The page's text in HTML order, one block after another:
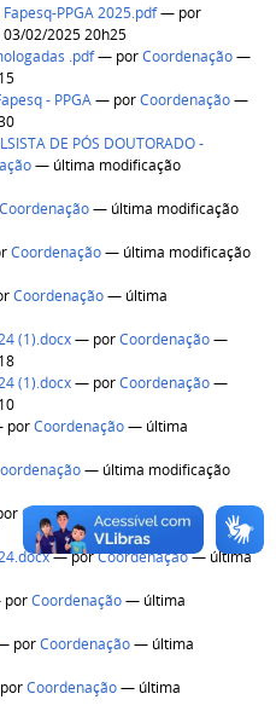
PPGA 2025.pdf— por
02/2025 20h25
.pdf— porCoordenação—
- PPGA— porCoordenação—
DE PÓS DOUTORADO -
— última modificação
Coordenação— última modificação
Coordenação— última modificação
Coordenação— última
(1).docx— porCoordenação—
(1).docx— porCoordenação—
porCoordenação— última
— última modificação
Coordenação— última
—porCoordenação— última
porCoordenação— última
porCoordenação— última
porCoordenação— última